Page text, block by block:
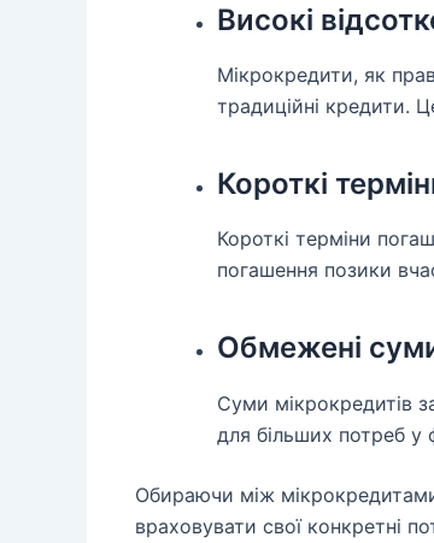
Високі
Мікрокредити, як
традиційні кредити.
Короткі
Короткі терміни
погашення позики
Обмежені
Суми мікрокредитів
для більших потреб у
Обираючи між
враховувати свої конкретні